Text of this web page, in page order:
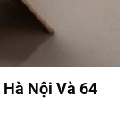
Nội Và 64